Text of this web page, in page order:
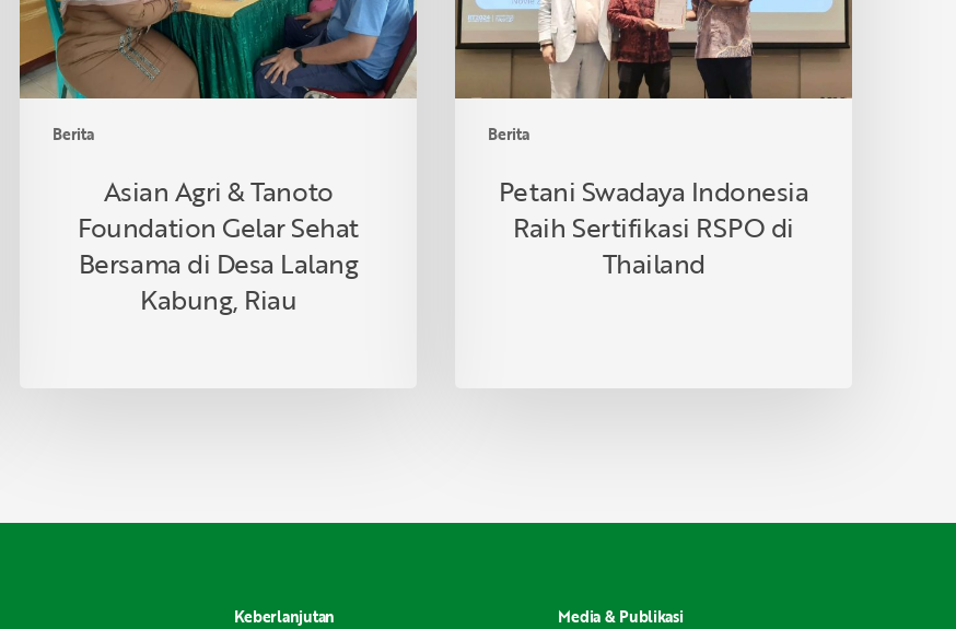
Berita
Sehat
Bersama
di
Desa
Kabung,
Asian Agri & Tanoto
Foundation Gelar Sehat
Bersama di Desa Lalang
Kabung, Riau
Berita
di
Thailand
Petani Swadaya Indonesia
Raih Sertifikasi RSPO di
Thailand
Keberlanjutan Media & Publikasi